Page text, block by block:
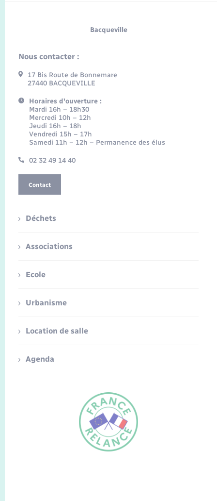
FR
Bacqueville
Nous contacter :
17 Bis Route de Bonnemare
27440 BACQUEVILLE
Horaires d'ouverture :
Mardi 16h – 18h30
Mercredi 10h – 12h
Jeudi 16h – 18h
Vendredi 15h – 17h
Samedi 11h – 12h – Permanence des élus
02 32 49 14 40
Contact
Déchets
Associations
Ecole
Urbanisme
Location de salle
Agenda